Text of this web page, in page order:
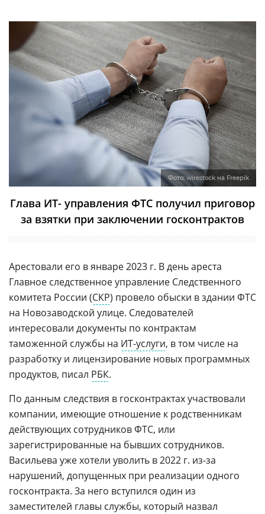
Фото:wirestock на Freepik
Глава ИТ- управления ФТС получил приговор
за взятки при заключении госконтрактов
Арестовали его в январе 2023 г. В день ареста
Главное следственное управление Следственного
комитета России (СКР) провело обыски в здании ФТС
на Новозаводской улице. Следователей
интересовали документы по контрактам
таможенной службы на ИТ-услуги, в том числе на
разработку и лицензирование новых программных
продуктов, писал РБК.
По данным следствия в госконтрактах участвовали
компании, имеющие отношение к родственникам
действующих сотрудников ФТС, или
зарегистрированные на бывших сотрудников.
Васильева уже хотели уволить в 2022 г. из-за
нарушений, допущенных при реализации одного
госконтракта. За него вступился один из
заместителей главы службы, который назвал